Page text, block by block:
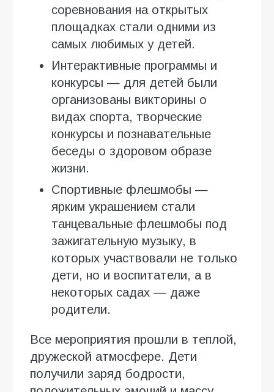
соревнования на открытых
площадках стали одними из
самых любимых у детей.
Интерактивные программы и
конкурсы — для детей были
организованы викторины о
видах спорта, творческие
конкурсы и познавательные
беседы о здоровом образе
жизни.
Спортивные флешмобы —
ярким украшением стали
танцевальные флешмобы под
зажигательную музыку, в
которых участвовали не только
дети, но и воспитатели, а в
некоторых садах — даже
родители.
Все мероприятия прошли в теплой,
дружеской атмосфере. Дети
получили заряд бодрости,